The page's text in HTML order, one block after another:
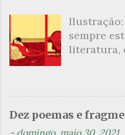
i
o
Ilustração:
sempre
literatura,
que
Dez poemas e
- domingo, maio 30, 2021